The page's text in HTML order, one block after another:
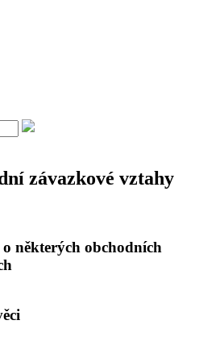
závazkové vztahy
některých obchodních